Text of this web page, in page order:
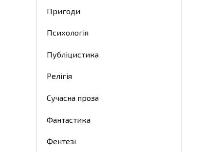
Пригоди
Психологія
Публіцистика
Релігія
Сучасна проза
Фантастика
Фентезі